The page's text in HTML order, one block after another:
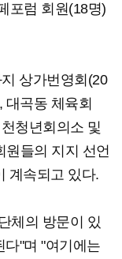
포럼 회원(18명)
상가번영회(20
대곡동 체육회
청년회의소 및
원들의 지지 선언
계속되고 있다.
체의 방문이 있
다"며 "여기에는